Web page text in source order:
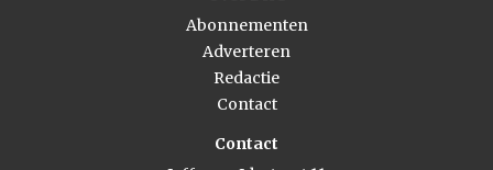
Abonnementen
Adverteren
Redactie
Contact
Contact